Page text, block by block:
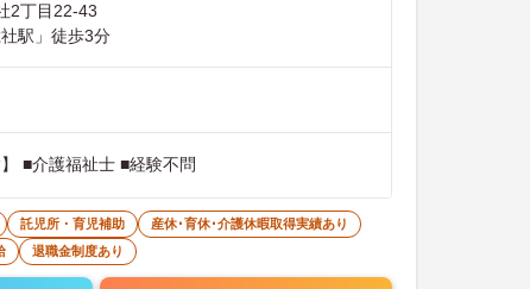
2丁目22-43
駅」徒歩3分
】 ■介護福祉士 ■経験不問
託児所・育児補助
産休･育休･介護休暇取得実績あり
退職金制度あり